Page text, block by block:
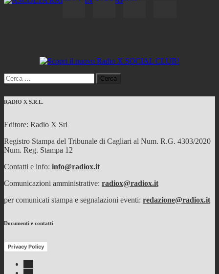
Ricerca
per:
RADIO X S.R.L.
Editore: Radio X Srl
Registro Stampa del Tribunale di Cagliari al Num. R.G. 4303/2020
Num. Reg. Stampa 12
Contatti e info: info@radiox.it
Comunicazioni amministrative: radiox@radiox.it
per comunicati stampa e segnalazioni eventi: redazione@radiox.it
Documenti e contatti
Privacy Policy